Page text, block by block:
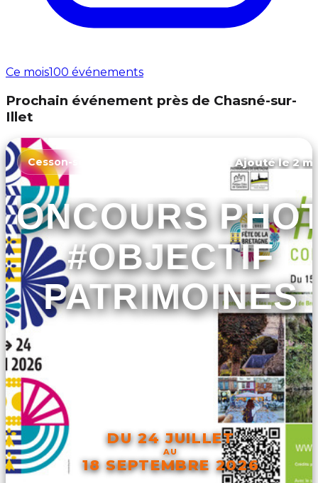
Ce mois100 événements
Prochain événement près de Chasné-sur-
Illet
Cesson-sévigné Ajouté le 2
#OBJECTIF
PATRIMOINES
DU 24 JUILLET
AU
18 SEPTEMBRE 2026